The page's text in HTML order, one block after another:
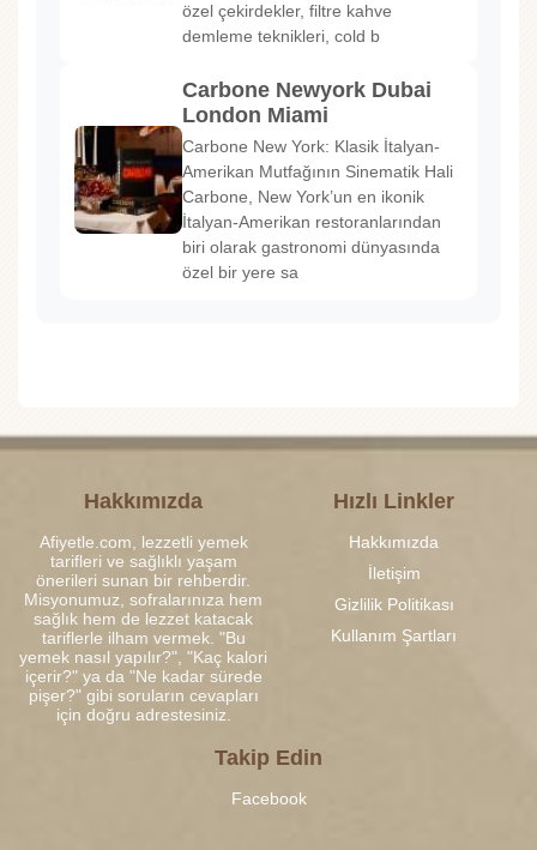
özel çekirdekler, filtre kahve
demleme teknikleri, cold b
Carbone Newyork Dubai
London Miami
Carbone New York: Klasik İtalyan-
Amerikan Mutfağının Sinematik Hali
Carbone, New York’un en ikonik
İtalyan-Amerikan restoranlarından
biri olarak gastronomi dünyasında
özel bir yere sa
Hakkımızda
Afiyetle.com, lezzetli yemek
tarifleri ve sağlıklı yaşam
önerileri sunan bir rehberdir.
Misyonumuz, sofralarınıza hem
sağlık hem de lezzet katacak
tariflerle ilham vermek. "Bu
yemek nasıl yapılır?", "Kaç kalori
içerir?" ya da "Ne kadar sürede
pişer?" gibi soruların cevapları
için doğru adrestesiniz.
Hızlı Linkler
Hakkımızda
İletişim
Gizlilik Politikası
Kullanım Şartları
Takip Edin
Facebook